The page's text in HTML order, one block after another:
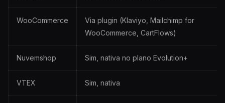
WooCommerce
Via plugin (Klaviyo, Mailchimp for
WooCommerce, CartFlows)
Nuvemshop Sim, nativa no plano Evolution+
VTEX Sim, nativa